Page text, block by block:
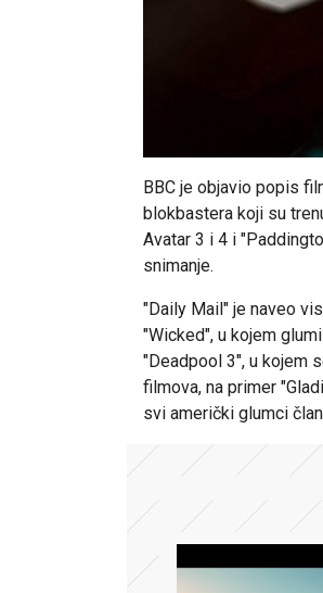
BBC je objavio popis
blokbastera koji su
Avatar 3 i 4 i
snimanje.
"Daily Mail" je naveo
"Wicked", u kojem
"Deadpool 3", u kojem
filmova, na primer
svi američki glumci